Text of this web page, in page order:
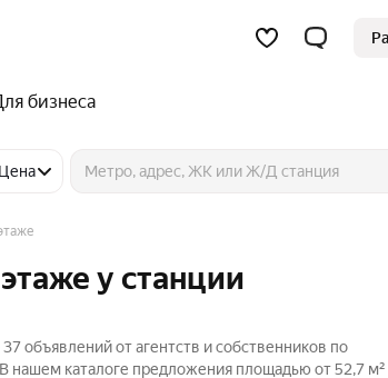
бизнеса
Цена
у станции
объявлений от агентств и собственников по
каталоге предложения площадью от 52,7 м²